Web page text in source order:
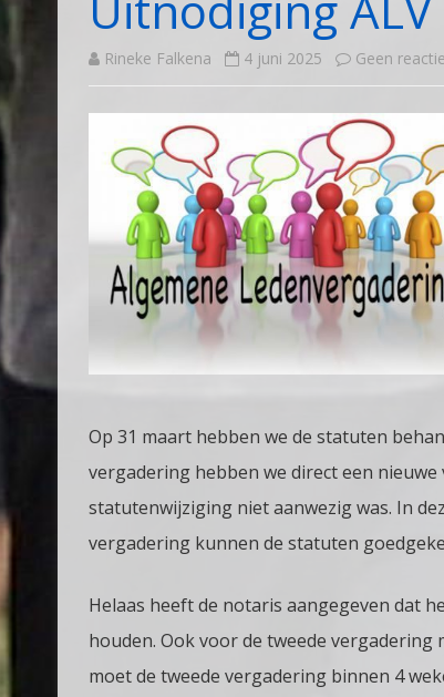
Rineke Falkena 4 juni 2025 Geen
Op 31 maart hebben we de statuten
vergadering hebben we direct een
statutenwijziging niet aanwezig was. In
vergadering kunnen de statuten
Helaas heeft de notaris aangegeven dat
houden. Ook voor de tweede
moet de tweede vergadering binnen 4